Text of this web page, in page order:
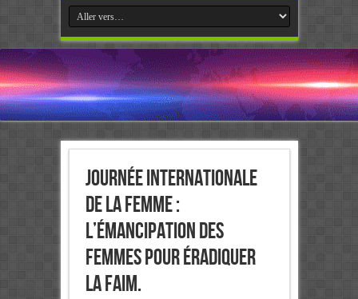
Journée internationale
de la Femme :
l’émancipation des
femmes pour éradiquer
la faim.